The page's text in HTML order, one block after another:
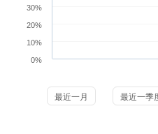
0%
10%
20%
30%
最近一月 最近一季